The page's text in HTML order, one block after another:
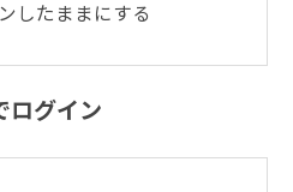
したままにする
ログイン